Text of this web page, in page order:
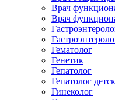
Врач
Врач
Гематолог
Генетик
Гепатолог
Гепатолог
Гинеколог